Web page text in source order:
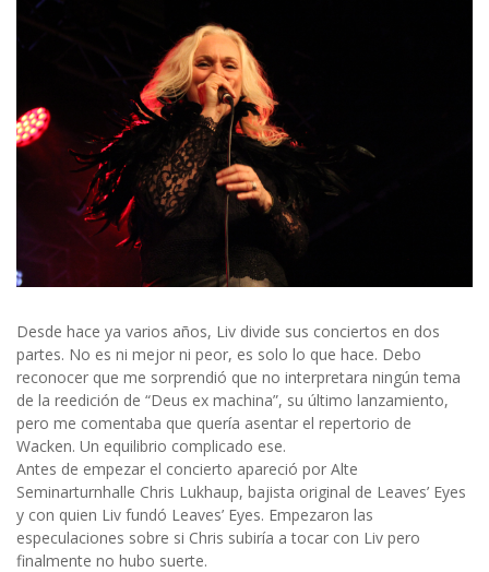
Desde hace ya varios años, Liv divide sus conciertos en dos
partes. No es ni mejor ni peor, es solo lo que hace. Debo
reconocer que me sorprendió que no interpretara ningún tema
de la reedición de “Deus ex machina”, su último lanzamiento,
pero me comentaba que quería asentar el repertorio de
Wacken. Un equilibrio complicado ese.
Antes de empezar el concierto apareció por Alte
Seminarturnhalle Chris Lukhaup, bajista original de Leaves’ Eyes
y con quien Liv fundó Leaves’ Eyes. Empezaron las
especulaciones sobre si Chris subiría a tocar con Liv pero
finalmente no hubo suerte.